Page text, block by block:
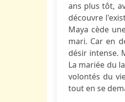
ans plus tôt,
découvre
Maya cède
mari. Car en
désir intense.
La mariée du
volontés du
tout en se